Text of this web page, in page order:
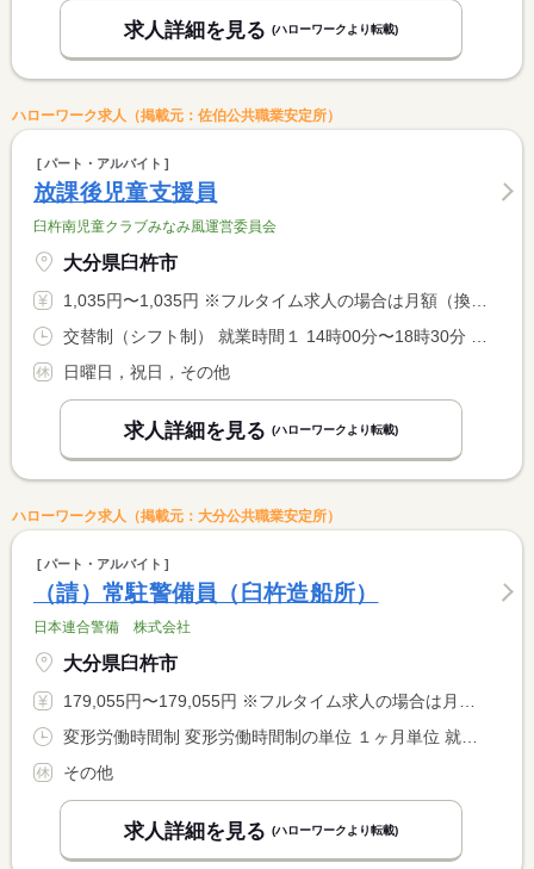
求人詳細を見る (ハローワークより転載)
ハローワーク求人（掲載元：佐伯公共職業安定所）
パート・アルバイト
放課後児童支援員
臼杵南児童クラブみなみ風運営委員会
大分県臼杵市
1,035円〜1,035円 ※フルタイム求人の場合は月額（換算額）、パート求人の場合は時間額を表示しています。
日曜日，祝日，その他
求人詳細を見る (ハローワークより転載)
ハローワーク求人（掲載元：大分公共職業安定所）
パート・アルバイト
（請）常駐警備員（臼杵造船所）
日本連合警備 株式会社
大分県臼杵市
179,055円〜179,055円 ※フルタイム求人の場合は月額（換算額）、パート求人の場合は時間額を表示しています。
その他
求人詳細を見る (ハローワークより転載)